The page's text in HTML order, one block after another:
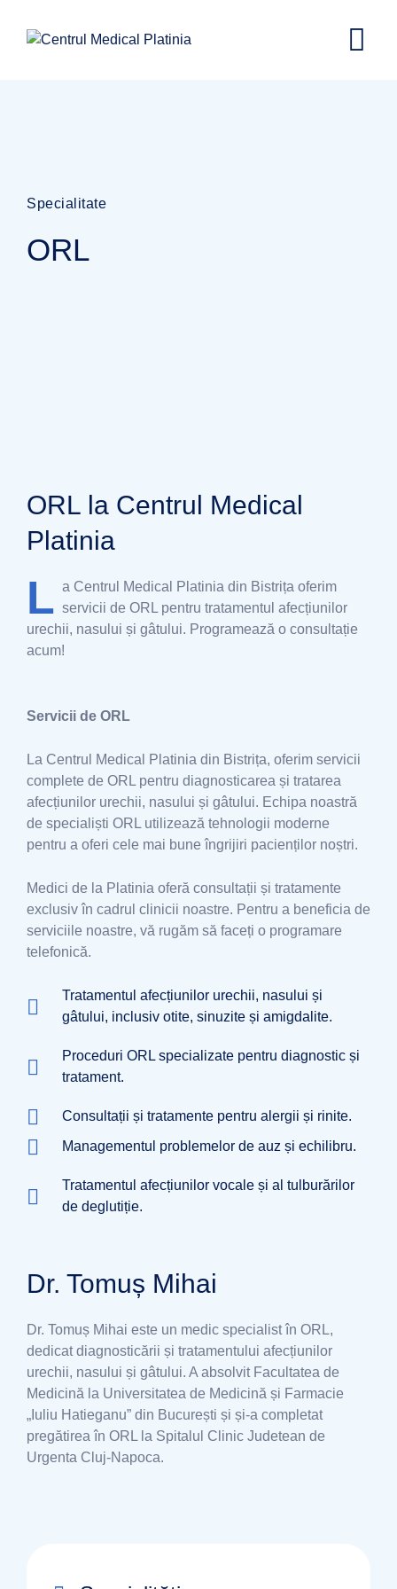
Specialitate
ORL
ORL la Centrul Medical
Platinia
L a Centrul Medical Platinia din Bistrița oferim
servicii de ORL pentru tratamentul afecțiunilor
urechii, nasului și gâtului. Programează o consultație
acum!
Servicii de ORL
La Centrul Medical Platinia din Bistrița, oferim servicii
complete de ORL pentru diagnosticarea și tratarea
afecțiunilor urechii, nasului și gâtului. Echipa noastră
de specialiști ORL utilizează tehnologii moderne
pentru a oferi cele mai bune îngrijiri pacienților noștri.
Medici de la Platinia oferă consultații și tratamente
exclusiv în cadrul clinicii noastre. Pentru a beneficia de
serviciile noastre, vă rugăm să faceți o programare
telefonică.
Tratamentul afecțiunilor urechii, nasului și
gâtului, inclusiv otite, sinuzite și amigdalite.
Proceduri ORL specializate pentru diagnostic și
tratament.
Consultații și tratamente pentru alergii și rinite.
Managementul problemelor de auz și echilibru.
Tratamentul afecțiunilor vocale și al tulburărilor
de deglutiție.
Dr. Tomuș Mihai
Dr. Tomuș Mihai este un medic specialist în ORL,
dedicat diagnosticării și tratamentului afecțiunilor
urechii, nasului și gâtului. A absolvit Facultatea de
Medicină la Universitatea de Medicină și Farmacie
„Iuliu Hatieganu” din București și și-a completat
pregătirea în ORL la Spitalul Clinic Judetean de
Urgenta Cluj-Napoca.